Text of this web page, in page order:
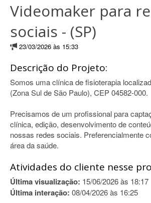
Videomaker para
sociais - (SP)
23/03/2026 às 15:33
Descrição do Projeto:
Somos uma clínica de fisioterapia
(Zona Sul de São Paulo), CEP 04582-000.
Precisamos de um profissional para
clínica, edição, desenvolvimento de
nossas redes sociais. Preferencialmente
área da saúde.
Atividades do cliente nesse
Última visualização: 15/06/2026 às 18:17
Última interação: 08/04/2026 às 16:25